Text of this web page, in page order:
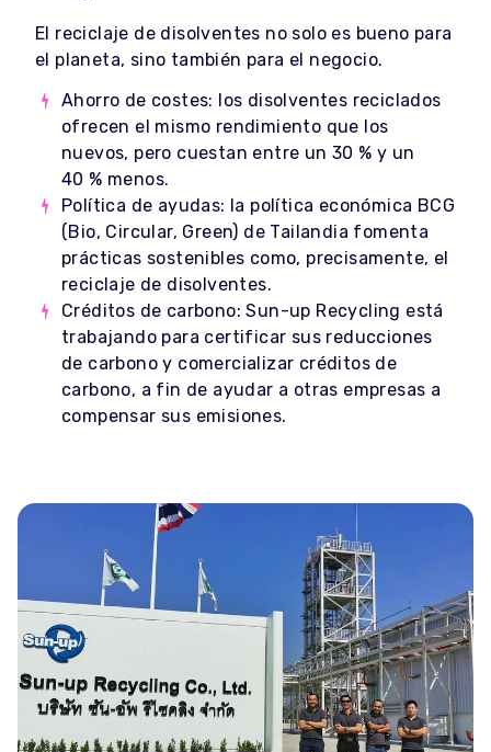
El reciclaje de disolventes no solo es bueno para
el planeta, sino también para el negocio.
Ahorro de costes: los disolventes reciclados
ofrecen el mismo rendimiento que los
nuevos, pero cuestan entre un 30 % y un
40 % menos.
Política de ayudas: la política económica BCG
(Bio, Circular, Green) de Tailandia fomenta
prácticas sostenibles como, precisamente, el
reciclaje de disolventes.
Créditos de carbono: Sun-up Recycling está
trabajando para certificar sus reducciones
de carbono y comercializar créditos de
carbono, a fin de ayudar a otras empresas a
compensar sus emisiones.